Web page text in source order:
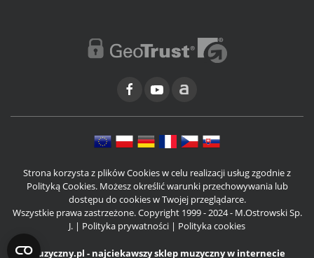
Strona korzysta z plików Cookies w celu realizacji usług zgodnie z
Polityką Cookies. Możesz określić warunki przechowywania lub
dostępu do cookies w Twojej przeglądarce.
Wszystkie prawa zastrzeżone. Copyright 1999 - 2024 - M.Ostrowski Sp.
J. | Polityka prywatności | Polityka cookies
Muzyczny.pl - najciekawszy sklep muzyczny w internecie